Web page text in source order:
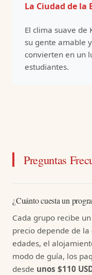
La Ciudad de la
El clima suave de
su gente amable
convierten en un
estudiantes.
Preguntas
¿Cuánto cuesta un
Cada grupo recibe
precio depende de
edades, el
modo de guía, los
desde unos $110